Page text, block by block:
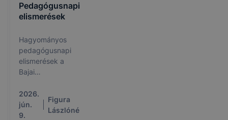
Pedagógusnapi
elismerések
Hagyományos
pedagógusnapi
elismerések a
Bajai
Centrumtól
2026.
jún.
9.
Figura
Lászlóné